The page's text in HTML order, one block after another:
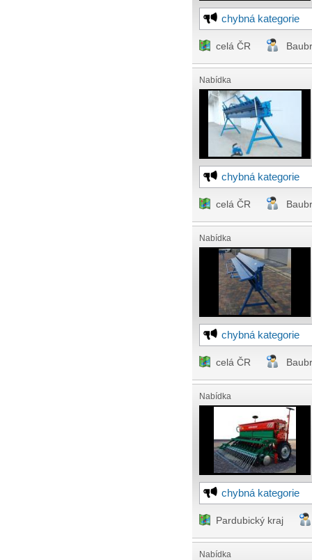
chybná kategorie
celá ČR
Nabídka
chybná kategorie
celá ČR
Nabídka
chybná kategorie
celá ČR
Nabídka
chybná kategorie
Pardubický kraj
Nabídka